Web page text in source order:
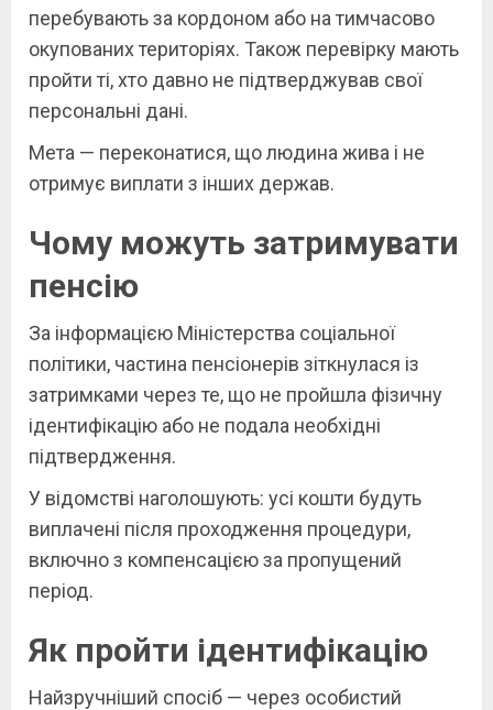
перебувають за кордоном або на тимчасово
окупованих територіях. Також перевірку мають
пройти ті, хто давно не підтверджував свої
персональні дані.
Мета — переконатися, що людина жива і не
отримує виплати з інших держав.
Чому можуть затримувати
пенсію
За інформацією Міністерства соціальної
політики, частина пенсіонерів зіткнулася із
затримками через те, що не пройшла фізичну
ідентифікацію або не подала необхідні
підтвердження.
У відомстві наголошують: усі кошти будуть
виплачені після проходження процедури,
включно з компенсацією за пропущений
період.
Як пройти ідентифікацію
Найзручніший спосіб — через особистий